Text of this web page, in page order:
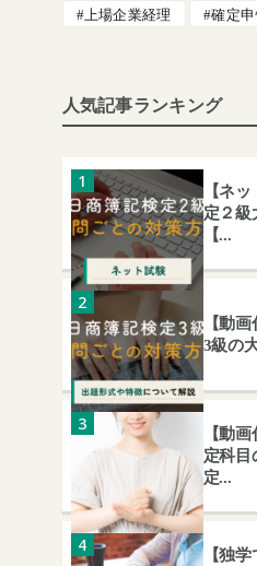
上場企業経理
確定
人気記事ランキング
【ネッ
定２級
【...
【動画
3級の
【動
定科目
定...
【独学